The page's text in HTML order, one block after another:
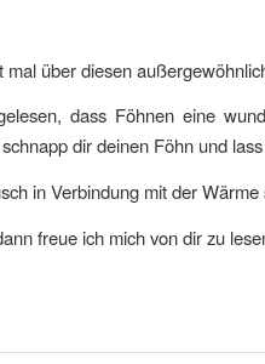
mal über diesen
dass Föhnen eine
dir deinen Föhn und
in Verbindung mit der
freue ich mich von dir zu